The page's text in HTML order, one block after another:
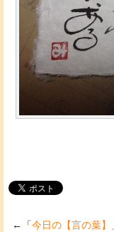
←「今日の【言の葉】